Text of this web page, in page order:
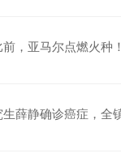
，亚马尔点燃火种
薛静确诊癌症，全